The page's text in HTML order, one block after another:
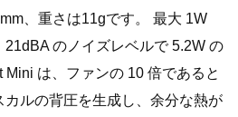
、重さは11gです。 最大 1W
のノイズレベルで 5.2W の
は、ファンの 10 倍であると
ルの背圧を生成し、余分な熱が